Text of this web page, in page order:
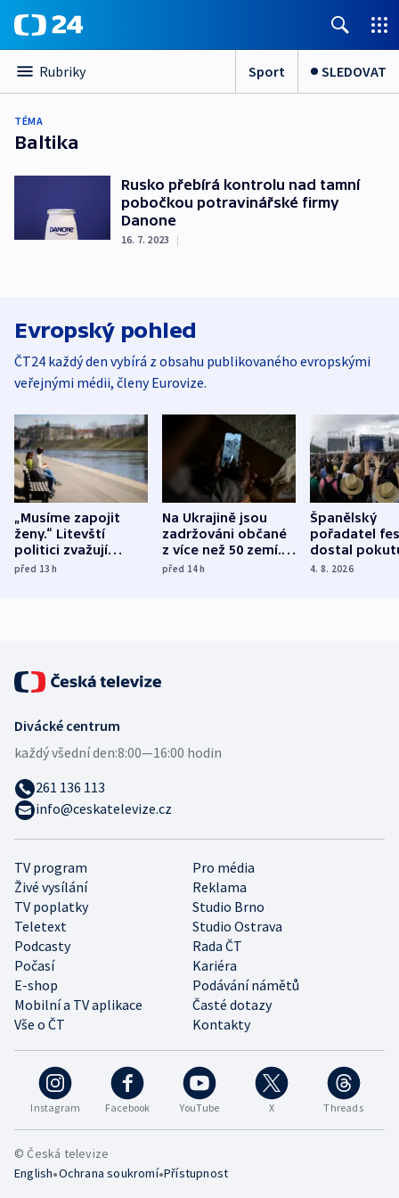
Rubriky Sport SLEDOVAT
TÉMA
Baltika
Rusko přebírá kontrolu nad tamní
pobočkou potravinářské firmy
Danone
16. 7. 2023 |
Evropský pohled
ČT24 každý den vybírá z obsahu publikovaného evropskými
veřejnými médii, členy Eurovize.
„Musíme zapojit
ženy.“ Litevští
politici zvažují
dohodu o
před 13h
Na Ukrajině jsou
zadržováni občané
z více než 50 zemí.
Bojovali na straně
před 14h
Španělský
pořadatel
dostal
nekalé
4. 8. 2026
Instagram Facebook YouTube X Threads
TV program
Pro média
Živé vysílání
Reklama
TV poplatky
Studio Brno
Teletext
Studio Ostrava
Podcasty
Rada ČT
Počasí
Kariéra
E-shop
Podávání námětů
Mobilní a TV aplikace
Časté dotazy
Vše o ČT
Kontakty
Divácké centrum
každý všední den:8:00—16:00 hodin
261 136 113
info@ceskatelevize.cz
© Česká televize
English•Ochrana soukromí•Přístupnost